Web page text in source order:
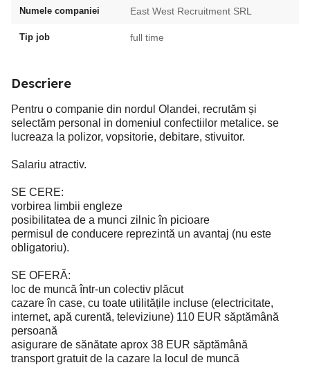
Numele companiei East West Recruitment SRL
Tip job full time
Descriere
Pentru o companie din nordul Olandei, recrutăm și
selectăm personal in domeniul confectiilor metalice. se
lucreaza la polizor, vopsitorie, debitare, stivuitor.
Salariu atractiv.
SE CERE:
vorbirea limbii engleze
posibilitatea de a munci zilnic în picioare
permisul de conducere reprezintă un avantaj (nu este
obligatoriu).
SE OFERĂ:
loc de muncă într-un colectiv plăcut
cazare în case, cu toate utilitățile incluse (electricitate,
internet, apă curentă, televiziune) 110 EUR săptămână
persoană
asigurare de sănătate aprox 38 EUR săptămână
transport gratuit de la cazare la locul de muncă